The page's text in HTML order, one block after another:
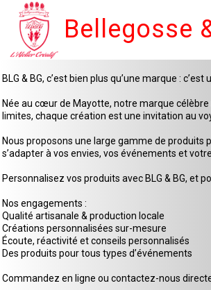
Bellegosse
BLG & BG, c’est bien plus qu’une marque :
Née au cœur de Mayotte, notre marque
limites, chaque création est une invitation au
Nous proposons une large gamme de
s’adapter à vos envies, vos événements et
Personnalisez vos produits avec BLG & BG, et
Nos engagements :
Qualité artisanale & production locale
Créations personnalisées sur-mesure
Écoute, réactivité et conseils personnalisés
Des produits pour tous types d’événements
Commandez en ligne ou contactez-nous